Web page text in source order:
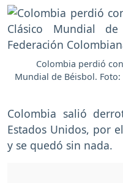
Colombia perdió
Mundial de Béisbol.
Colombia salió
Estados Unidos, por
y se quedó sin nada.